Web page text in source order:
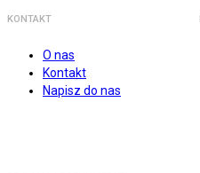
KONTAKT
O nas
Kontakt
Napisz do nas